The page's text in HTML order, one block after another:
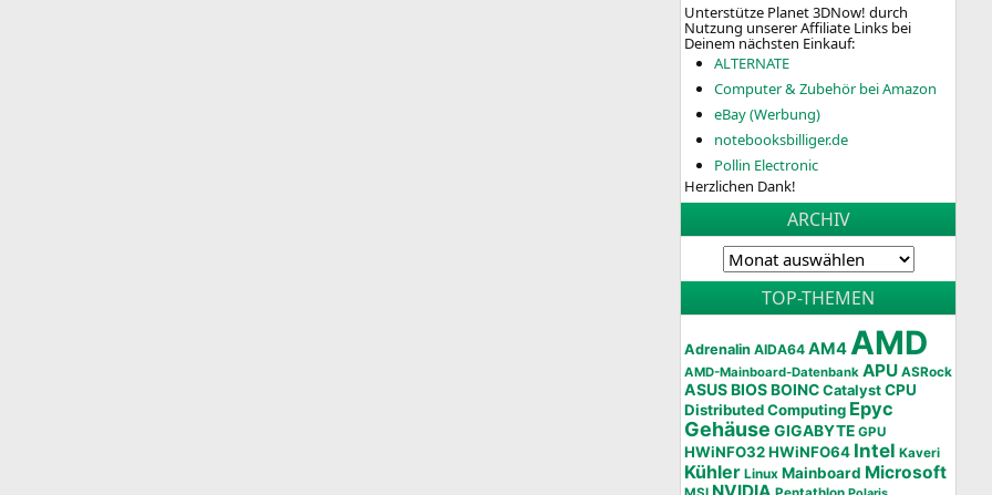
Unterstütze Planet 3DNow! durch
Nutzung unserer Affiliate Links bei
Deinem nächsten Einkauf:
ALTERNATE
Computer & Zubehör bei Amazon
eBay (Werbung)
notebooksbilliger.de
Pollin Electronic
Herzlichen Dank!
ARCHIV
TOP-THEMEN
Adrenalin AIDA64 AM4AMD
AMD-Mainboard-Datenbank APU ASRock
ASUSBIOSBOINC Catalyst CPU
Distributed Computing Epyc
Gehäuse GIGABYTE GPU
HWiNFO32HWiNFO64 Intel Kaveri
Kühler Linux Mainboard Microsoft